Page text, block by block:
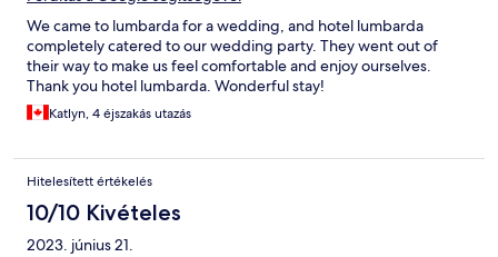
We came to lumbarda for a wedding, and hotel lumbarda
completely catered to our wedding party. They went out of
their way to make us feel comfortable and enjoy ourselves.
Thank you hotel lumbarda. Wonderful stay!
Katlyn, 4 éjszakás utazás
Hitelesített értékelés
10/10 Kivételes
2023. június 21.